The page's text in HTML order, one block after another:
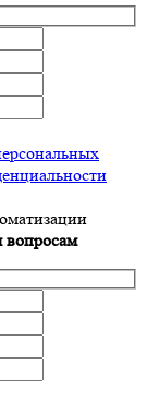
вопросам